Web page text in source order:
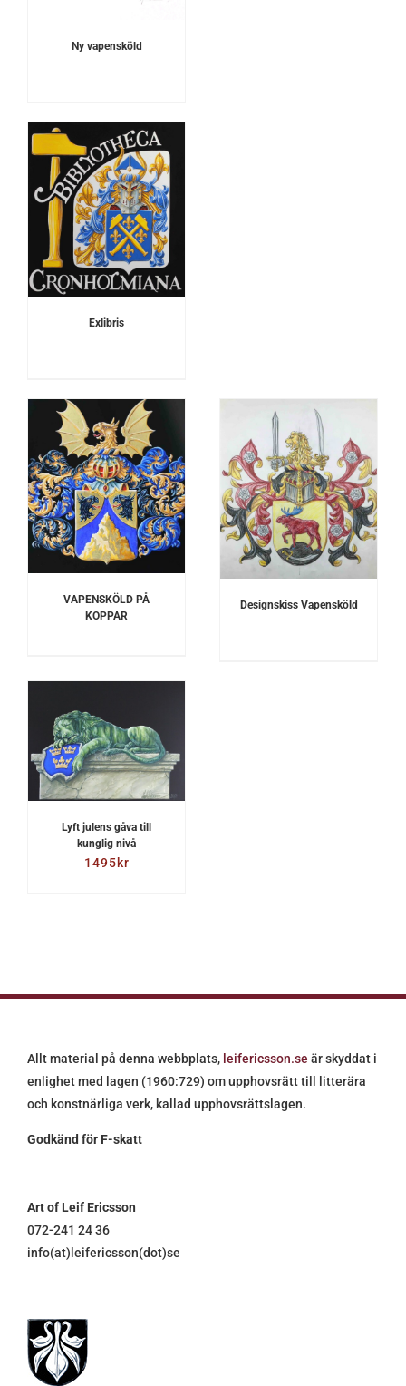
Ny vapensköld
Exlibris
VAPENSKÖLD PÅ
KOPPAR
DETALJER
Designskiss Vapensköld
Lyft julens gåva till
kunglig nivå
1495kr
Allt material på denna webbplats, leifericsson.se är skyddat i
enlighet med lagen (1960:729) om upphovsrätt till litterära
och konstnärliga verk, kallad upphovsrättslagen.
Godkänd för F-skatt
Art of Leif Ericsson
072-241 24 36
info(at)leifericsson(dot)se